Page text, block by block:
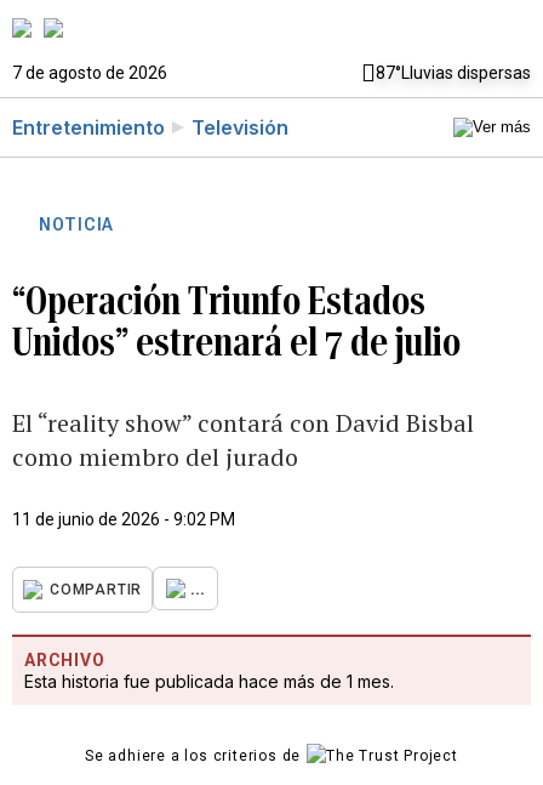
7 de agosto de 2026 87°Lluvias dispersas
Entretenimiento Televisión
NOTICIA
“Operación Triunfo Estados
Unidos” estrenará el 7 de julio
El “reality show” contará con David Bisbal
como miembro del jurado
11 de junio de 2026 - 9:02 PM
COMPARTIR ...
ARCHIVO
Esta historia fue publicada hace más de 1 mes.
Se adhiere a los criterios de